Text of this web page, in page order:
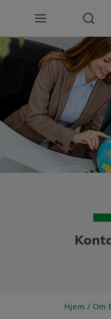
Produkter
Bruksomrader
Tjenester
Kvalitet og bærekraft
Om BEVI
Choose language
Hjem / Om